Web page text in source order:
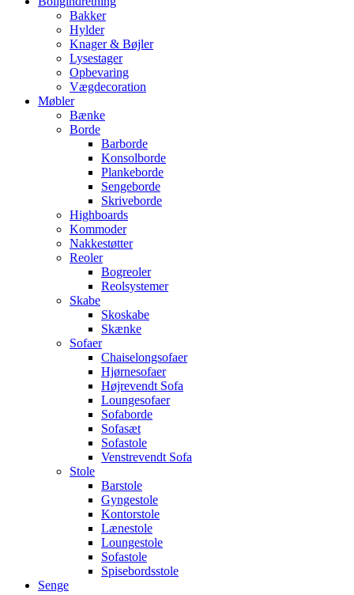
Bakker
Hylder
Knager & Bøjler
Lysestager
Opbevaring
Vægdecoration
Møbler
Bænke
Borde
Barborde
Konsolborde
Plankeborde
Sengeborde
Skriveborde
Highboards
Kommoder
Nakkestøtter
Reoler
Bogreoler
Reolsystemer
Skabe
Skoskabe
Skænke
Sofaer
Chaiselongsofaer
Hjørnesofaer
Højrevendt Sofa
Loungesofaer
Sofaborde
Sofasæt
Sofastole
Venstrevendt Sofa
Stole
Barstole
Gyngestole
Kontorstole
Lænestole
Loungestole
Sofastole
Spisebordsstole
Senge